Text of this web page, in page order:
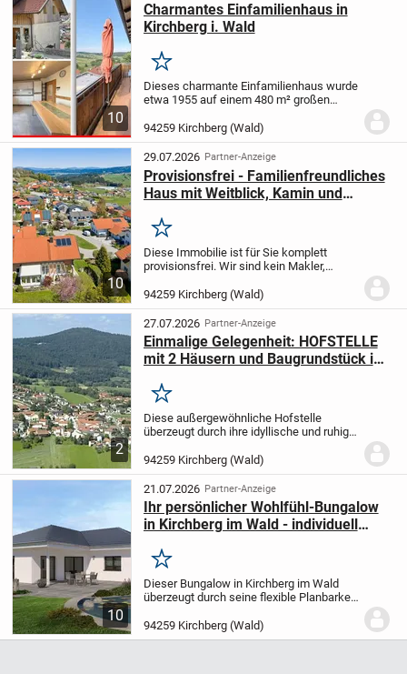
10
Charmantes Einfamilienhaus in
Kirchberg i. Wald
Merken
Dieses charmante Einfamilienhaus wurde
etwa 1955 auf einem 480 m² großen
umfassend modernisiert; es präsentiert
sich daher im Hausinneren in einem
gepflegten...
94259 Kirchberg (Wald)
10
29.07.2026 Partner-Anzeige
Provisionsfrei - Familienfreundliches
Haus mit Weitblick, Kamin und
Merken
Diese Immobilie ist für Sie komplett
provisionsfrei. Wir sind kein Makler,
den Privatverkauf Profis (Immobilien
Sherpa GmbH) verkaufen Eigentümer
ihre...
94259 Kirchberg (Wald)
2
27.07.2026 Partner-Anzeige
Einmalige Gelegenheit: HOFSTELLE
mit 2 Häusern und Baugrundstück im
Merken
Diese außergewöhnliche Hofstelle
überzeugt durch ihre idyllische und ruhige
vielfältige Nutzungsmöglichkeiten für
Wohnen, Tierhaltung oder gewerbliche...
94259 Kirchberg (Wald)
10
21.07.2026 Partner-Anzeige
Ihr persönlicher Wohlfühl-Bungalow
in Kirchberg im Wald - individuell
Merken
Dieser Bungalow in Kirchberg im Wald
überzeugt durch seine flexible Planbarkeit
142,02 m² Wohnfläche. Sie profitieren von
vier gut geschnittenen Zimmern, darunter
94259 Kirchberg (Wald)